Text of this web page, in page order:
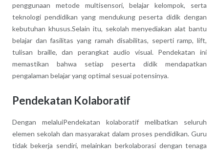
penggunaan metode multisensori, belajar kelompok, serta
teknologi pendidikan yang mendukung peserta didik dengan
kebutuhan khusus.Selain itu, sekolah menyediakan alat bantu
belajar dan fasilitas yang ramah disabilitas, seperti ramp, lift,
tulisan braille, dan perangkat audio visual. Pendekatan ini
memastikan bahwa setiap peserta didik mendapatkan
pengalaman belajar yang optimal sesuai potensinya.
Pendekatan Kolaboratif
Dengan melaluiPendekatan kolaboratif melibatkan seluruh
elemen sekolah dan masyarakat dalam proses pendidikan. Guru
tidak bekerja sendiri, melainkan berkolaborasi dengan tenaga